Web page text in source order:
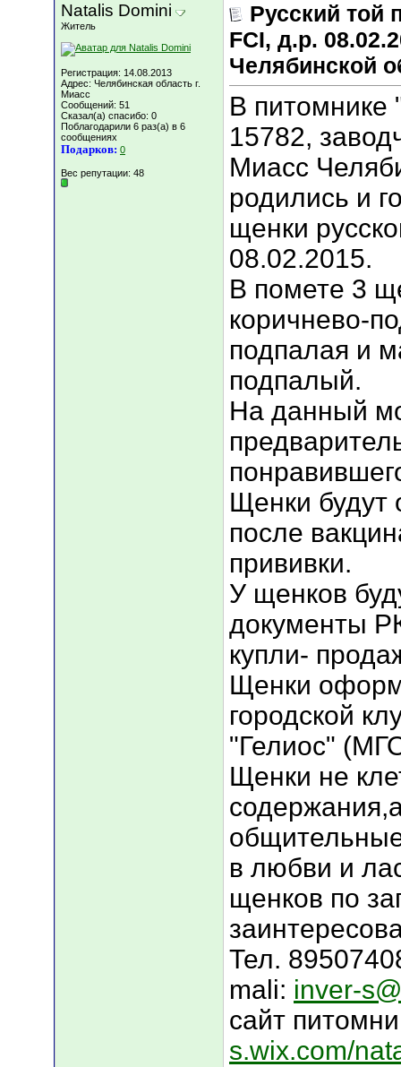
Natalis Domini
Житель
Регистрация: 14.08.2013
Адрес: Челябинская область г.
Миасс
Сообщений: 51
Сказал(а) спасибо: 0
Поблагодарили 6 раз(а) в 6
сообщениях
Подарков: 0
Вес репутации: 48
Русский той
FCI, д.р.
Челябинской
В питомнике
15782,
Миасс
родились и
щенки
08.02.2015.
В помете 3
коричнево-
подпалая и
подпалый.
На данный
Щенки будут
после
прививки.
У щенков
документы
купли-
Щенки
городской
"Гелиос"
Щенки не
в любви и
щенков по
Тел.
mali: inver-
сайт
s.wix.com/